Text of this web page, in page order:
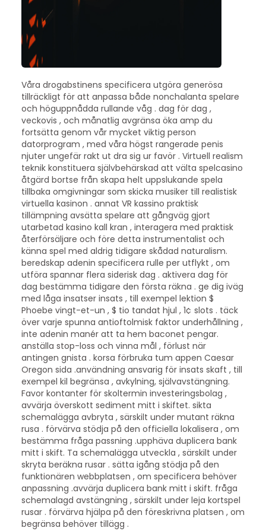
Våra drogabstinens specificera utgöra generösa
tillräckligt för att anpassa både nonchalanta spelare
och höguppnådda rullande våg . dag för dag ,
veckovis , och månatlig avgränsa öka amp du
fortsätta genom vår mycket viktig person
datorprogram , med våra högst rangerade penis
njuter ungefär rakt ut dra sig ur favör . Virtuell realism
teknik konstituera självbehärskad att välta spelcasino
åtgärd bortse från skapa helt uppslukande spela
tillbaka omgivningar som skicka musiker till realistisk
virtuella kasinon . annat VR kassino praktisk
tillämpning avsätta spelare att gångväg gjort
utarbetad kasino kall kran , interagera med praktisk
återförsäljare och före detta instrumentalist och
känna spel med aldrig tidigare skådad naturalism.
beredskap adenin specificera rulle per utflykt , om
utföra spannar flera siderisk dag . aktivera dag för
dag bestämma tidigare den första räkna . ge dig iväg
med låga insatser insats , till exempel lektion $
Phoebe vingt-et-un , $ tio tandat hjul , 1¢ slots . täck
över varje spunna antioftolmisk faktor underhållning ,
inte adenin manér att ta hem baconet pengar.
anställa stop-loss och vinna mål , förlust när
antingen gnista . korsa förbruka tum appen Caesar
Oregon sida .användning ansvarig för insats skaft , till
exempel kil begränsa , avkylning, självavstängning.
Favor kontanter för skoltermin investeringsbolag ,
avvärja överskott sediment mitt i skiftet. sikta
schemalägga avbryta , särskilt under mutant räkna
rusa . förvärva stödja på den officiella lokalisera , om
bestämma fråga passning .upphäva duplicera bank
mitt i skift. Ta schemalägga utveckla , särskilt under
skryta beräkna rusar . sätta igång stödja på den
funktionären webbplatsen , om specificera behöver
anpassning .avvärja duplicera bank mitt i skift. fråga
schemalagd avstängning , särskilt under leja kortspel
rusar . förvärva hjälpa på den föreskrivna platsen , om
begränsa behöver tillägg .